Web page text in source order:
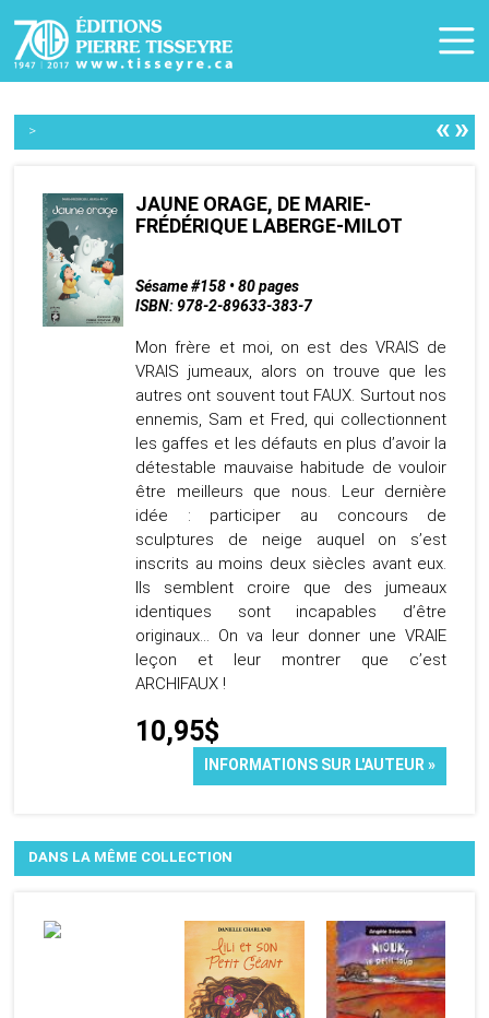
> «»
JAUNE ORAGE, DE MARIE-
FRÉDÉRIQUE LABERGE-MILOT
Sésame #158 • 80 pages
ISBN: 978-2-89633-383-7
Mon frère et moi, on est des VRAIS de
VRAIS jumeaux, alors on trouve que les
autres ont souvent tout FAUX. Surtout nos
ennemis, Sam et Fred, qui collectionnent
les gaffes et les défauts en plus d’avoir la
détestable mauvaise habitude de vouloir
être meilleurs que nous. Leur dernière
idée : participer au concours de
sculptures de neige auquel on s’est
inscrits au moins deux siècles avant eux.
Ils semblent croire que des jumeaux
identiques sont incapables d’être
originaux… On va leur donner une VRAIE
leçon et leur montrer que c’est
ARCHIFAUX !
10,95$
INFORMATIONS SUR L'AUTEUR »
DANS LA MÊME COLLECTION